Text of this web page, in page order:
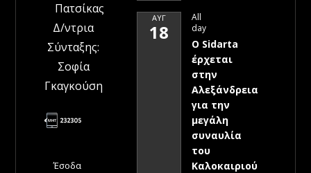
Πατσίκας
Δ/ντρια
Σύνταξης:
Σοφία
Γκαγκούση
Έσοδα
ΑΥΓ
18
All
day
Ο Sidarta
έρχεται
στην
Αλεξάνδρεια
για την
μεγάλη
συναυλία
του
Καλοκαιριού